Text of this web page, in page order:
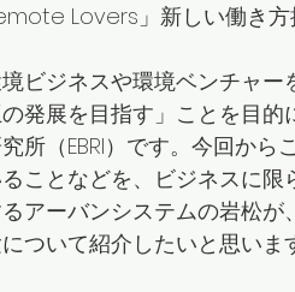
Lovers」新しい働き
境ビジネスや環境ベンチャ
発展を目指す」ことを目
所（EBRI）です。今回から
ことなどを、ビジネスに
アーバンシステムの岩松
ついて紹介したいと思いま